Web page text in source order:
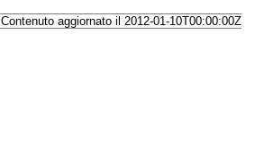
Contenuto aggiornato il 2012-01-10T00:00:00Z